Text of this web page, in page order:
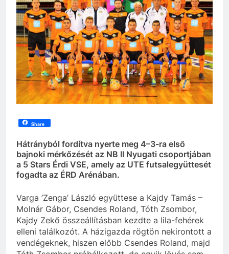
Share
Hátrányból fordítva nyerte meg 4–3-ra első
bajnoki mérkőzését az NB II Nyugati csoportjában
a 5 Stars Érdi VSE, amely az UTE futsalegyüttesét
fogadta az ÉRD Arénában.
Varga ’Zenga’ László együttese a Kajdy Tamás –
Molnár Gábor, Csendes Roland, Tóth Zsombor,
Kajdy Zekő összeállításban kezdte a lila-fehérek
elleni találkozót. A házigazda rögtön nekirontott a
vendégeknek, hiszen előbb Csendes Roland, majd